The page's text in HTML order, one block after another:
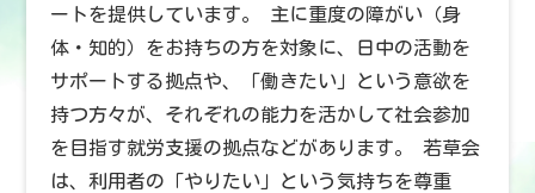
ートを提供しています。 主に重度の障がい（身
体・知的）をお持ちの方を対象に、日中の活動を
サポートする拠点や、「働きたい」という意欲を
持つ方々が、それぞれの能力を活かして社会参加
を目指す就労支援の拠点などがあります。 若草会
は、利用者の「やりたい」という気持ちを尊重